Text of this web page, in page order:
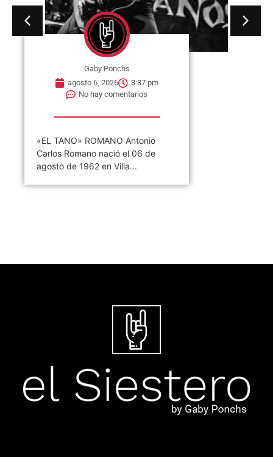
Gaby Ponchs
agosto 6, 2026
3:37 pm
No hay comentarios
«EL TANO» ROMANO Antonio
Carlos Romano nació el 06 de
agosto de 1962 en Villa...